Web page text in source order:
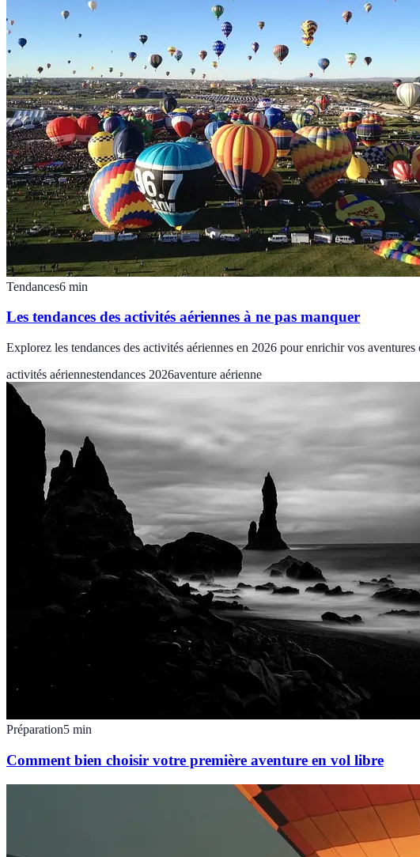
Tendances6 min
Les tendances des activités aériennes à ne pas manquer
Explorez les tendances des activités aériennes en 2026 pour enrichir vos
activités aériennestendances 2026aventure aérienne
Préparation5 min
Comment bien choisir votre première aventure en vol libre